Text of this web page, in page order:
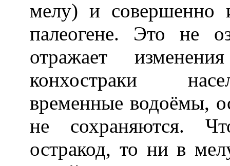
мелу) и совершенно
палеогене. Это не
отражает
конхостраки
временные водоёмы,
не сохраняются.
остракод, то ни в